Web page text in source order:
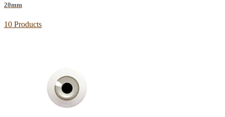
20mm
10 Products